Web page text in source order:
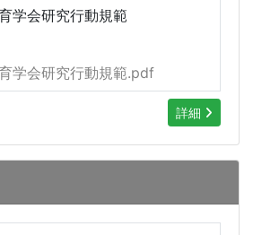
学会研究行動規範
学会研究行動規範.pdf
詳細